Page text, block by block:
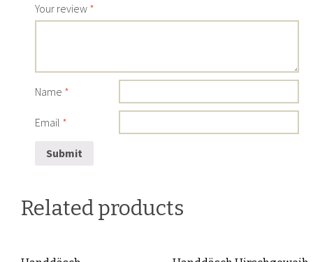
Your review *
Name *
Email *
Related products